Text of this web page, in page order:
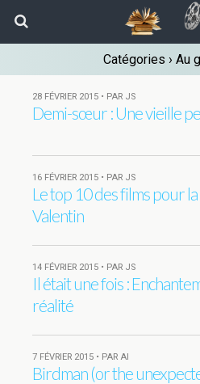
Catégories › Au
28 FÉVRIER 2015 • PAR JS
Demi-sœur : Une vieille
16 FÉVRIER 2015 • PAR JS
Le top 10 des films pour
Valentin
14 FÉVRIER 2015 • PAR JS
Il était une fois :
réalité
7 FÉVRIER 2015 • PAR AI
Birdman (or the